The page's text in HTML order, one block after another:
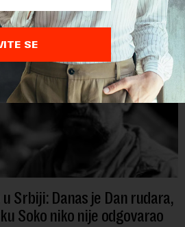
Srbiji: Danas je Dan rudara,
Soko niko nije odgovarao
SE